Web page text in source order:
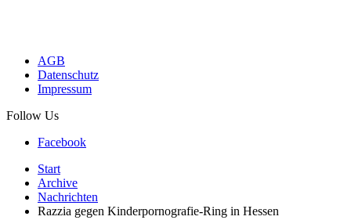
AGB
Datenschutz
Impressum
Follow Us
Facebook
Start
Archive
Nachrichten
Razzia gegen Kinderpornografie-Ring in Hessen